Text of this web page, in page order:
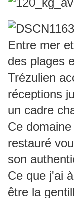
Entre mer
des plages
Trézulien
réceptions
un cadre
Ce domaine
restauré
son
Ce que j'ai
être la